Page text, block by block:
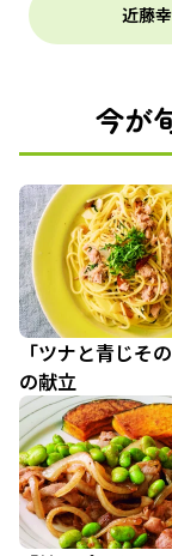
近藤
今が
「ツナと青じそ
の献立